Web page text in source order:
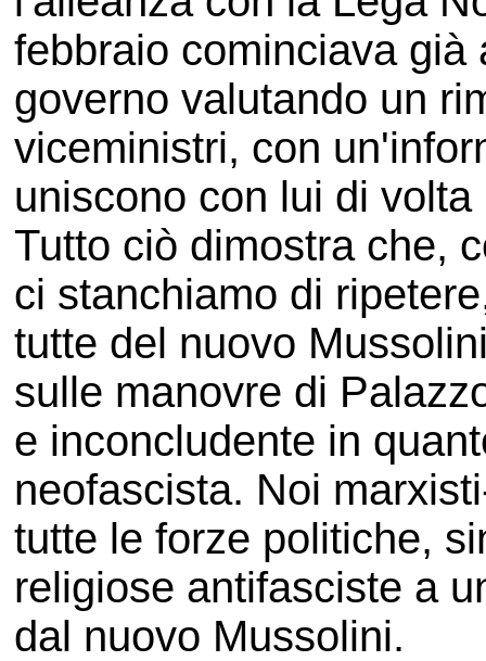
febbraio cominciava già
governo valutando un
viceministri, con
uniscono con lui di
Tutto ciò dimostra che,
ci stanchiamo di
tutte del nuovo
sulle manovre di
e inconcludente in
neofascista. Noi
tutte le forze politiche,
religiose antifasciste a
dal nuovo Mussolini.